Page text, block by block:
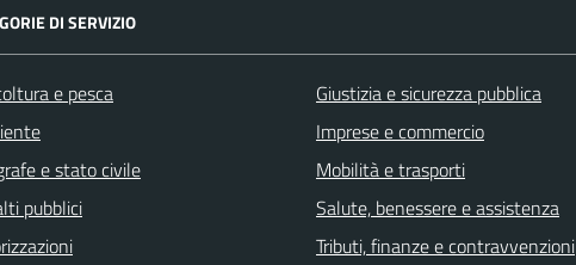
DI SERVIZIO
e pesca
e stato civile
pubblici
Giustizia e sicurezza pubblica
Imprese e commercio
Mobilità e trasporti
Salute, benessere e assistenza
Tributi, finanze e contravvenzioni